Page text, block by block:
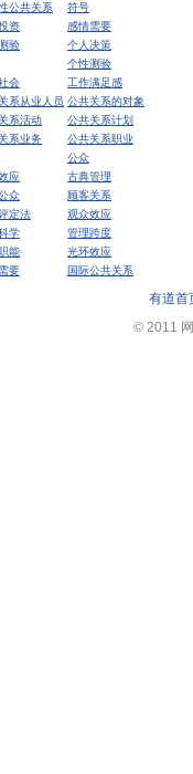
公共关系
符号
资
感情需要
验
个人决策
个性测验
会
工作满足感
系从业人员 公共关系的对象
系活动
公共关系计划
系业务
公共关系职业
公众
应
古典管理
众
顾客关系
定法
观众效应
学
管理跨度
能
光环效应
要 国际公共关系
有道首
© 2011